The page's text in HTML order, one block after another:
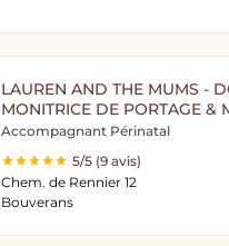
LAUREN AND THE MUMS -
MONITRICE DE PORTAGE &
Accompagnant Périnatal
5/5 (9 avis)
Chem. de Rennier 12
Bouverans